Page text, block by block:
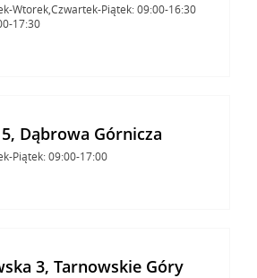
Wtorek,Czwartek-Piątek: 09:00-16:30
17:30
Dąbrowa Górnicza
Piątek: 09:00-17:00
3, Tarnowskie Góry